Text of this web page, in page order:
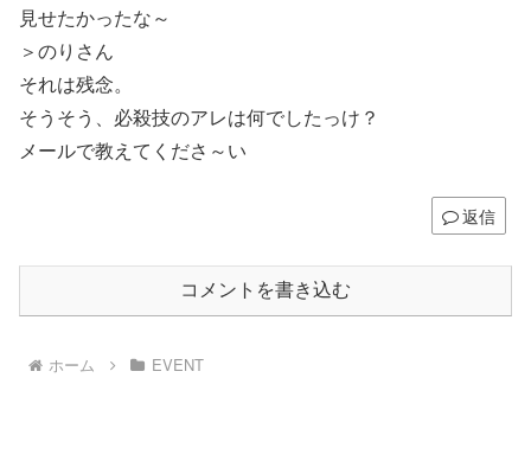
見せたかったな～
＞のりさん
それは残念。
そうそう、必殺技のアレは何でしたっけ？
メールで教えてくださ～い
返信
コメントを書き込む
ホーム EVENT